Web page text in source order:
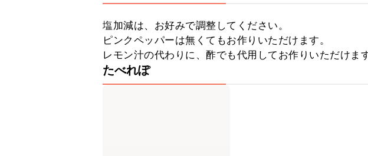
塩加減は、お好みで調整してください。
ピンクペッパーは無くてもお作りいただけます。
レモン汁の代わりに、酢でも代用してお作りいただけます
たべれぽ